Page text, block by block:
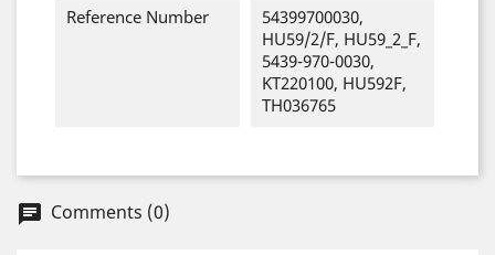
Reference Number
54399700030,
HU59/2/F, HU59_2_F,
5439-970-0030,
KT220100, HU592F,
TH036765
chat Comments (0)